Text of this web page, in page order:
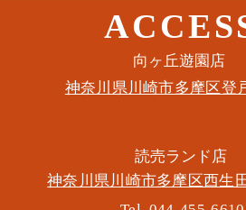
このイベントを
​向ヶ丘遊園店
神奈川県川崎市多摩区​登
​読売ランド店
神奈川県川崎市多摩区​西生